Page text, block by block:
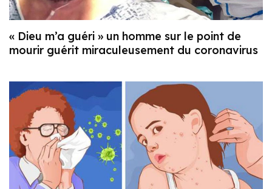
« Dieu m’a guéri » un homme sur le point de
mourir guérit miraculeusement du coronavirus